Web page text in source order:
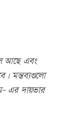
আছে এবং
মন্তব্যগুলো
এর দায়ভার